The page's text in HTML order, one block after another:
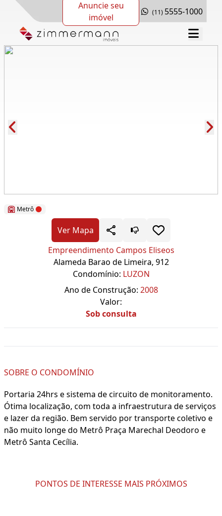
Anuncie seu
imóvel
(11) 5555-1000
Metrô
Ver Mapa
Empreendimento Campos Eliseos
Alameda Barao de Limeira, 912
Condomínio: LUZON
Ano de Construção: 2008
Valor:
Sob consulta
SOBRE O CONDOMÍNIO
Portaria 24hrs e sistema de circuito de monitoramento.
Ótima localização, com toda a infraestrutura de serviços
e lazer da região. Bem servido por transporte coletivo e
não muito longe do Metrô Praça Marechal Deodoro e
Metrô Santa Cecília.
PONTOS DE INTERESSE MAIS PRÓXIMOS